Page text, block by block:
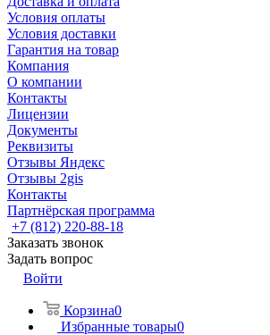
Условия оплаты
Условия доставки
Гарантия на товар
Компания
О компании
Контакты
Лицензии
Документы
Реквизиты
Отзывы Яндекс
Отзывы 2gis
Контакты
Партнёрская программа
+7 (812) 220-88-18
Заказать звонок
Задать вопрос
Войти
Корзина0
Избранные товары0